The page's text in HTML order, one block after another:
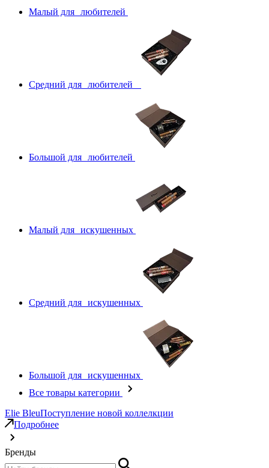
Малый для любителей
Средний для любителей
Большой для любителей
Малый для искушенных
Средний для искушенных
Большой для искушенных
Все товары категории
Elie BleuПоступление новой коллелкции
Подробнее
Бренды